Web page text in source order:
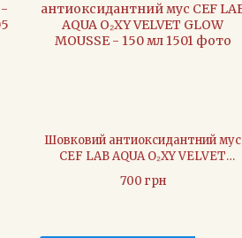
Шовковий антиоксидантний мус
CEF LAB AQUA O₂XY VELVET
700 грн